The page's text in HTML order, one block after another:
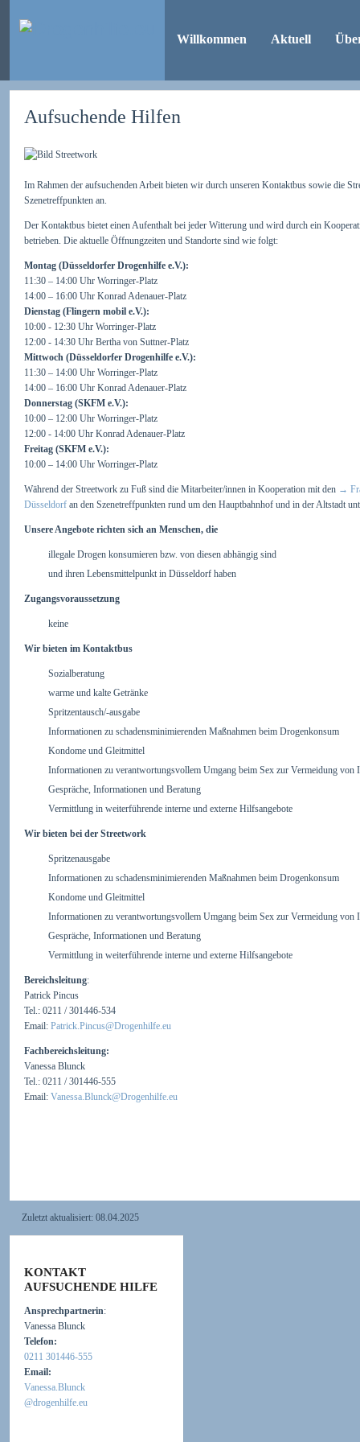
Willkommen Aktuell
Aufsuchende Hilfen
Im Rahmen der aufsuchenden Arbeit bieten wir durch unseren Kontaktbus sowie die
Szenetreffpunkten an.
Der Kontaktbus bietet einen Aufenthalt bei jeder Witterung und wird durch ein
betrieben. Die aktuelle Öffnungzeiten und Standorte sind wie folgt:
Montag (Düsseldorfer Drogenhilfe e.V.):
11:30 – 14:00 Uhr Worringer-Platz
14:00 – 16:00 Uhr Konrad Adenauer-Platz
Dienstag (Flingern mobil e.V.):
10:00 - 12:30 Uhr Worringer-Platz
12:00 - 14:30 Uhr Bertha von Suttner-Platz
Mittwoch (Düsseldorfer Drogenhilfe e.V.):
11:30 – 14:00 Uhr Worringer-Platz
14:00 – 16:00 Uhr Konrad Adenauer-Platz
Donnerstag (SKFM e.V.):
10:00 – 12:00 Uhr Worringer-Platz
12:00 - 14:00 Uhr Konrad Adenauer-Platz
Freitag (SKFM e.V.):
10:00 – 14:00 Uhr Worringer-Platz
Während der Streetwork zu Fuß sind die Mitarbeiter/innen in Kooperation mit den →
Düsseldorf an den Szenetreffpunkten rund um den Hauptbahnhof und in der Altstadt
Unsere Angebote richten sich an Menschen, die
illegale Drogen konsumieren bzw. von diesen abhängig sind
und ihren Lebensmittelpunkt in Düsseldorf haben
Zugangsvoraussetzung
keine
Wir bieten im Kontaktbus
Sozialberatung
warme und kalte Getränke
Spritzentausch/-ausgabe
Informationen zu schadensminimierenden Maßnahmen beim Drogenkonsum
Kondome und Gleitmittel
Informationen zu verantwortungsvollem Umgang beim Sex zur Vermeidung von
Gespräche, Informationen und Beratung
Vermittlung in weiterführende interne und externe Hilfsangebote
Wir bieten bei der Streetwork
Spritzenausgabe
Informationen zu schadensminimierenden Maßnahmen beim Drogenkonsum
Kondome und Gleitmittel
Informationen zu verantwortungsvollem Umgang beim Sex zur Vermeidung von
Gespräche, Informationen und Beratung
Vermittlung in weiterführende interne und externe Hilfsangebote
Bereichsleitung:
Patrick Pincus
Tel.: 0211 / 301446-534
Email: Patrick.Pincus@Drogenhilfe.eu
Fachbereichsleitung:
Vanessa Blunck
Tel.: 0211 / 301446-555
Email: Vanessa.Blunck@Drogenhilfe.eu
Zuletzt aktualisiert: 08.04.2025
KONTAKT
AUFSUCHENDE HILFE
Ansprechpartnerin:
Vanessa Blunck
Telefon:
0211 301446-555
Email:
Vanessa.Blunck
@drogenhilfe.eu